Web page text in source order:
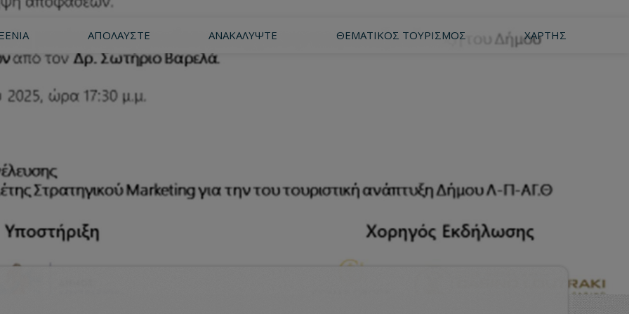
ΑΠΟΛΑΎΣΤΕ ΑΝΑΚΑΛΎΨΤΕ ΘΕΜΑΤΙΚΌΣ ΤΟΥΡΙΣΜΌΣ ΧΆΡΤΗΣ